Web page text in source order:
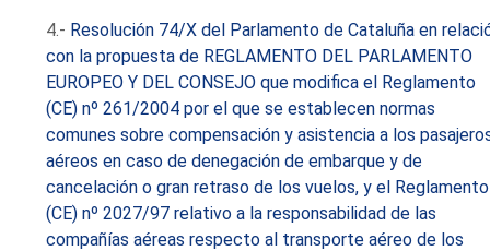
4.- Resolución 74/X del Parlamento de Cataluña en
con la propuesta de REGLAMENTO DEL PARLAMENTO
EUROPEO Y DEL CONSEJO que modifica el Reglamento
(CE) nº 261/2004 por el que se establecen normas
comunes sobre compensación y asistencia a los
aéreos en caso de denegación de embarque y de
cancelación o gran retraso de los vuelos, y el Reglamento
(CE) nº 2027/97 relativo a la responsabilidad de las
compañías aéreas respecto al transporte aéreo de los